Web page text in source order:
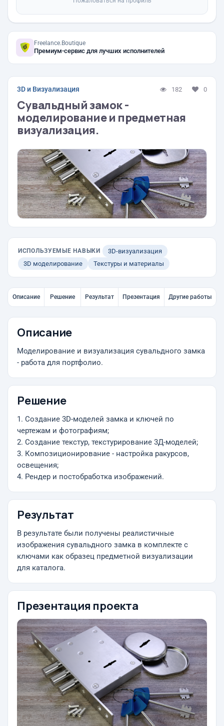
Freelance.Boutique
Премиум-сервис для лучших исполнителей
3D и Визуализация 182 0
Сувальдный замок -
моделирование и предметная
визуализация.
ИСПОЛЬЗУЕМЫЕ НАВЫКИ
3D-визуализация
3D моделирование
Текстуры и материалы
Описание Решение Результат Презентация Другие работы
Описание
Моделирование и визуализация сувальдного замка
- работа для портфолио.
Решение
1. Создание 3D-моделей замка и ключей по
чертежам и фотографиям;
2. Создание текстур, текстурирование 3Д-моделей;
3. Композиционирование - настройка ракурсов,
освещения;
4. Рендер и постобработка изображений.
Результат
В результате были получены реалистичные
изображения сувальдного замка в комплекте с
ключами как образец предметной визуализации
для каталога.
Презентация проекта